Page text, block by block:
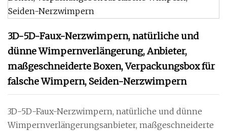
3D-5D-Faux-Nerzwimpern, natürliche und
dünne Wimpernverlängerung, Anbieter,
maßgeschneiderte Boxen, Verpackungsbox für
falsche Wimpern, Seiden-Nerzwimpern
3D-5D-Faux-Nerzwimpern, natürliche und dünne
Wimpernverlängerungsanbieter, maßgeschneiderte